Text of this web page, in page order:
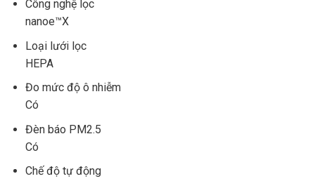
Công nghệ lọc
nanoe™X
Loại lưới lọc
HEPA
Đo mức độ ô nhiễm
Có
Đèn báo PM2.5
Có
Chế độ tự động